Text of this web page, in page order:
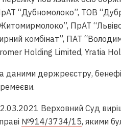
“Дубномолоко”, ТОВ
ПрАТ
комбінат”, ПАТ
Holding Limited, Yratia
даними держреєстру,
Верховний Суд
№914/3734/15, якими